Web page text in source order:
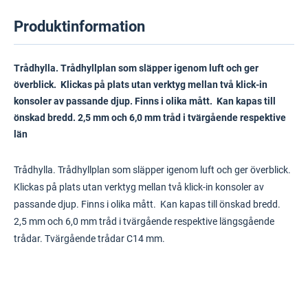
Produktinformation
Trådhylla. Trådhyllplan som släpper igenom luft och ger
överblick. Klickas på plats utan verktyg mellan två klick-in
konsoler av passande djup. Finns i olika mått. Kan kapas till
önskad bredd. 2,5 mm och 6,0 mm tråd i tvärgående respektive
län
Trådhylla. Trådhyllplan som släpper igenom luft och ger överblick.
Klickas på plats utan verktyg mellan två klick-in konsoler av
passande djup. Finns i olika mått. Kan kapas till önskad bredd.
2,5 mm och 6,0 mm tråd i tvärgående respektive längsgående
trådar. Tvärgående trådar C14 mm.